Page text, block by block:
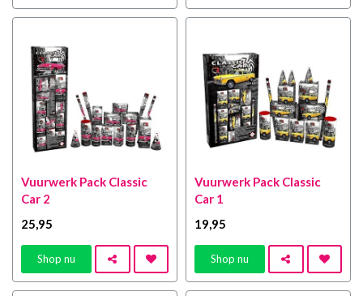
Vuurwerk Pack Classic
Car 2
25 ,95
Shop nu
Vuurwerk Pack Classic
Car 1
19 ,95
Shop nu